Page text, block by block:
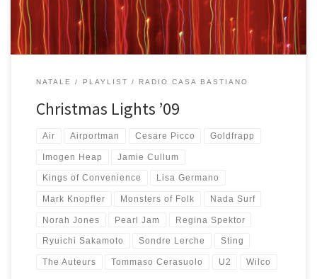
NATALE PLAYLIST RADIO CASA BASTIANO
Christmas Lights ’09
Air Airportman Cesare Picco Goldfrapp
Imogen Heap Jamie Cullum
Kings of Convenience Lisa Germano
Mark Knopfler Monsters of Folk Nada Surf
Norah Jones Pearl Jam Regina Spektor
Ryuichi Sakamoto Sondre Lerche Sting
The Auteurs Tommaso Cerasuolo U2 Wilco